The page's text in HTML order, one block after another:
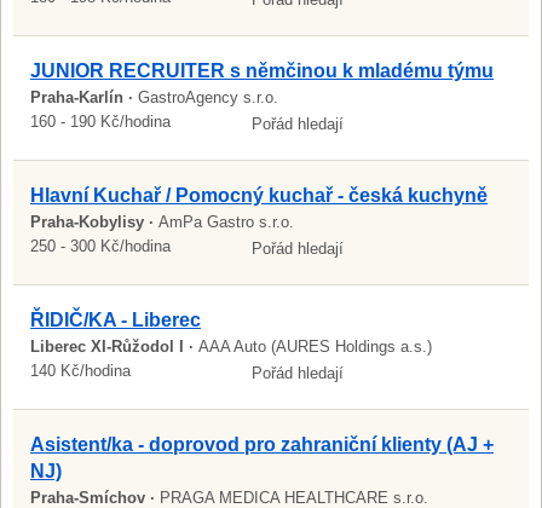
JUNIOR RECRUITER s němčinou k mladému týmu
Praha-Karlín · GastroAgency s.r.o.
160 - 190 Kč/hodina
Pořád hledají
Hlavní Kuchař / Pomocný kuchař - česká kuchyně
Praha-Kobylisy · AmPa Gastro s.r.o.
250 - 300 Kč/hodina
Pořád hledají
ŘIDIČ/KA - Liberec
Liberec XI-Růžodol I · AAA Auto (AURES Holdings a.s.)
140 Kč/hodina
Pořád hledají
Asistent/ka - doprovod pro zahraniční klienty (AJ +
NJ)
Praha-Smíchov · PRAGA MEDICA HEALTHCARE s.r.o.